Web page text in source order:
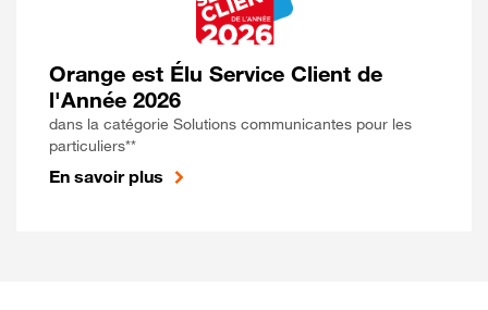
Orange est Élu Service Client de
l'Année 2026
dans la catégorie Solutions communicantes pour les
particuliers**
En savoir plus